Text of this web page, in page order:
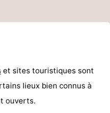
et sites touristiques sont
lieux bien connus à
ouverts.